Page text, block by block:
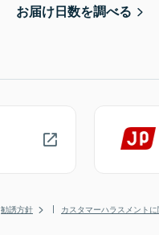
お届け日数を調べる
勧誘方針 カスタマーハラスメント